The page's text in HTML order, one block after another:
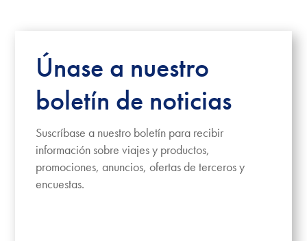
Únase a nuestro
boletín de noticias
Suscríbase a nuestro boletín para recibir
información sobre viajes y productos,
promociones, anuncios, ofertas de terceros y
encuestas.